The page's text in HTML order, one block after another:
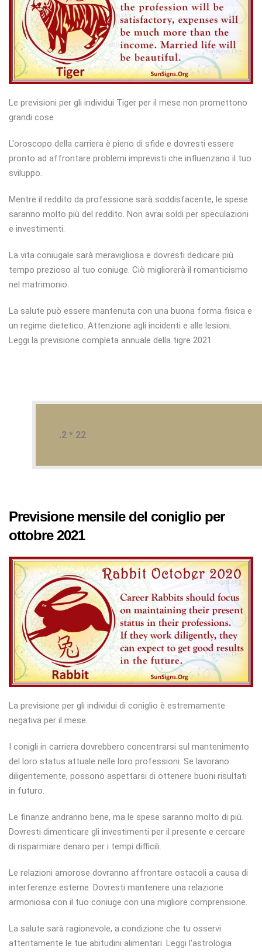
Le previsioni per gli individui Tiger per il mese non promettono
grandi cose.
L'oroscopo della carriera è pieno di sfide e dovresti essere
pronto ad affrontare problemi imprevisti che influenzano il tuo
sviluppo.
Mentre il reddito da professione sarà soddisfacente, le spese
saranno molto più del reddito. Non avrai soldi per speculazioni
e investimenti.
La vita coniugale sarà meravigliosa e dovresti dedicare più
tempo prezioso al tuo coniuge. Ciò migliorerà il romanticismo
nel matrimonio.
La salute può essere mantenuta con una buona forma fisica e
un regime dietetico. Attenzione agli incidenti e alle lesioni.
Leggi la previsione completa annuale della tigre 2021
.2 * 22
Previsione mensile del coniglio per
ottobre 2021
La previsione per gli individui di coniglio è estremamente
negativa per il mese.
I conigli in carriera dovrebbero concentrarsi sul mantenimento
del loro status attuale nelle loro professioni. Se lavorano
diligentemente, possono aspettarsi di ottenere buoni risultati
in futuro.
Le finanze andranno bene, ma le spese saranno molto di più.
Dovresti dimenticare gli investimenti per il presente e cercare
di risparmiare denaro per i tempi difficili.
Le relazioni amorose dovranno affrontare ostacoli a causa di
interferenze esterne. Dovresti mantenere una relazione
armoniosa con il tuo coniuge con una migliore comprensione.
La salute sarà ragionevole, a condizione che tu osservi
attentamente le tue abitudini alimentari. Leggi l'astrologia